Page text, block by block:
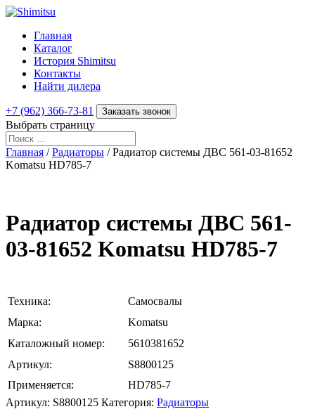
Главная
Каталог
История Shimitsu
Контакты
Найти дилера
+7 (962) 366-73-81 Заказать звонок
Выбрать страницу
Главная /Радиаторы / Радиатор системы ДВС 561-03-81652
Komatsu HD785-7
Радиатор системы ДВС 561-
03-81652 Komatsu HD785-7
Техника:
Самосвалы
Марка:
Komatsu
Каталожный номер:
5610381652
Артикул:
S8800125
Применяется:
HD785-7
Артикул: S8800125 Категория: Радиаторы